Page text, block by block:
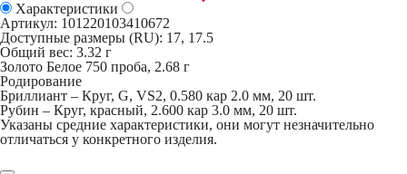
Характеристики
Артикул: 101220103410672
Доступные размеры (RU): 17, 17.5
Общий вес: 3.32 г
Золото Белое 750 проба, 2.68 г
Родирование
Бриллиант – Круг, G, VS2, 0.580 кар 2.0 мм, 20 шт.
Рубин – Круг, красный, 2.600 кар 3.0 мм, 20 шт.
Указаны средние характеристики, они могут незначительно
отличаться у конкретного изделия.